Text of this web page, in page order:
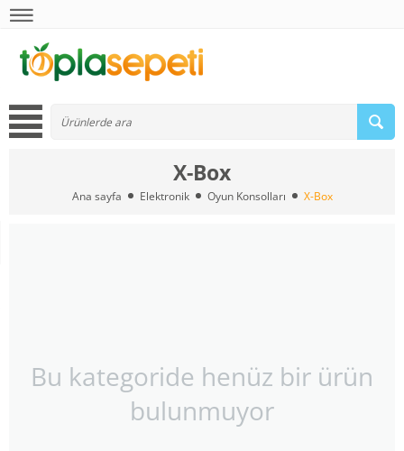
X-Box
Ana sayfa Elektronik Oyun Konsolları X-Box
Bu kategoride henüz bir ürün
bulunmuyor